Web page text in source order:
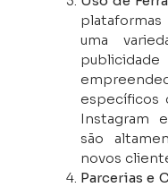
uma
específicos
Instagram
são
novos
Parcerias e